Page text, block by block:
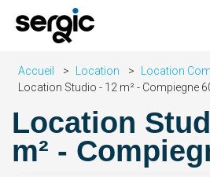
Accueil Location
Location
Location Studio - 12 m² - Compiegne
Location
m² -